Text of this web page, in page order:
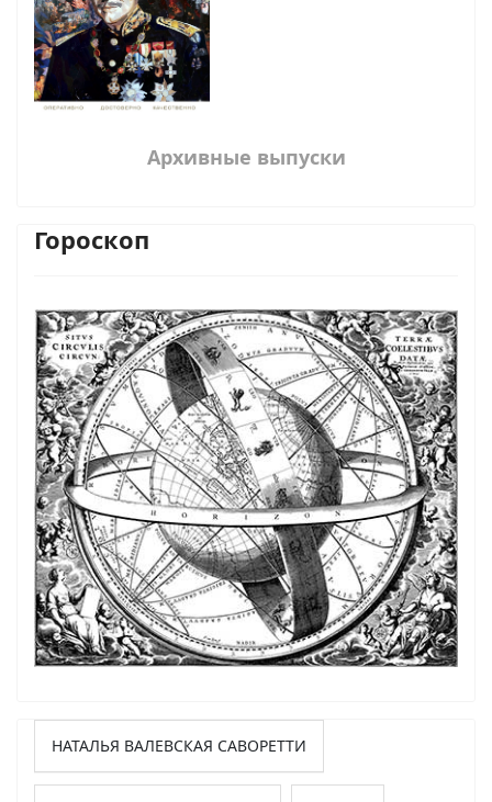
Архивные выпуски
Гороскоп
НАТАЛЬЯ ВАЛЕВСКАЯ САВОРЕТТИ